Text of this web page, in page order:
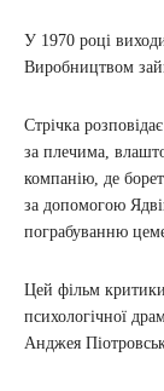
У 1970 році
Виробництвом
Стрічка
за плечима,
компанію, де
за допомогою
пограбуванню
Цей фільм
психологічної
Анджея